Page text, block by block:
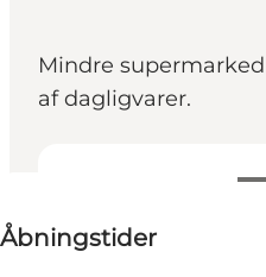
Mindre
af dagligvarer.
ÅbningstiderBesøg hjemmeside